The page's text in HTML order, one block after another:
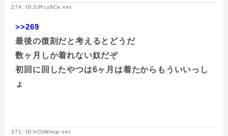
274: ID:53Fcz8Ca.net
>>269
最後の復刻だと考えるとどうだ
数ヶ月しか着れない奴だぞ
初回に回したやつは6ヶ月は着たからもういいっし
ょ
271: ID:hCljWmcp.net